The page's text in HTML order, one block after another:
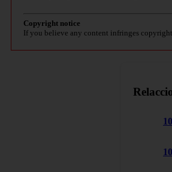
Copyright notice
If you believe any content infringes